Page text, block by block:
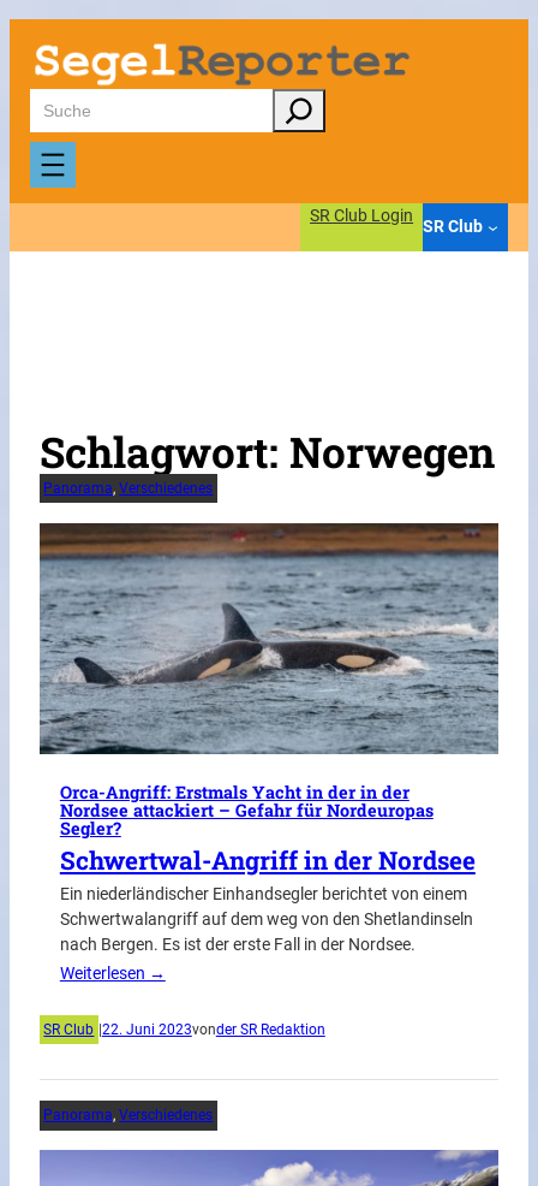
Zum
Inhalt
springen
Suchen
SR Club Login
SR Club
Schlagwort: Norwegen
Panorama, Verschiedenes
Orca-Angriff: Erstmals Yacht in der in der
Nordsee attackiert – Gefahr für Nordeuropas
Segler?
Schwertwal-Angriff in der Nordsee
Ein niederländischer Einhandsegler berichtet von einem
Schwertwalangriff auf dem weg von den Shetlandinseln
nach Bergen. Es ist der erste Fall in der Nordsee.
Weiterlesen →
SR Club 22. Juni 2023vonder SR Redaktion
Panorama, Verschiedenes